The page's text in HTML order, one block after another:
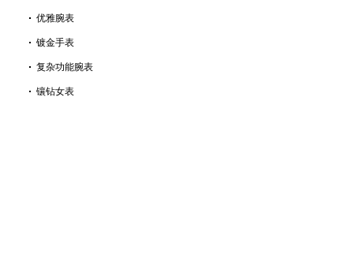
优雅腕表
镀金手表
复杂功能腕表
镶钻女表